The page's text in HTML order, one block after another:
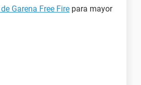
Garena Free Fire para mayor